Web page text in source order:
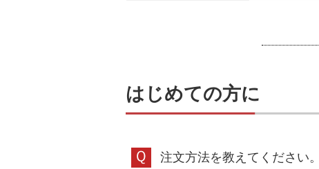
はじめての方に
注文方法を教えてください。